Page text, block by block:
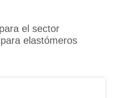
el sector
elastómeros